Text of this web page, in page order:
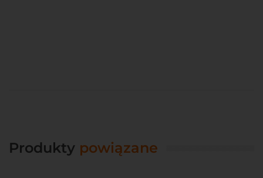
Produkty powiązane